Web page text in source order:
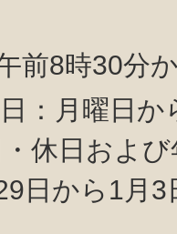
前8時30分
：月曜日か
休日およ
日から1月